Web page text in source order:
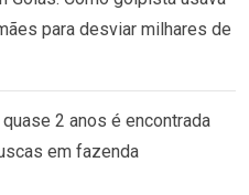
para desviar milhares de
2 anos é encontrada
em fazenda